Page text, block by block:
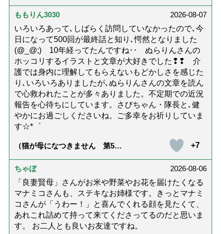
ないための4つの対策「騙されや
すい人の特徴は？」【社会福祉
ももりん3030
2026-08-07
いろいろあって､しばらく訪問していなかったので､今
日になって500回が最終話と知り､愕然となりました
(@_@;) 10年経ってたんですね･･ ぬらりんさんの
ホッコリするイラストと文章が大好きでした❢❢ 介
護では身内に理解してもらえないもどかしさを感じた
り､いろいろありましたが､ぬらりんさんの文章を読ん
で心救われたことが多々ありました。不定期での近況
報告を心待ちにしています。さびちゃん・隊長と､健
やかにお過ごしくださいね。ご多幸をお祈りしていま
す☆*゜
（猫が母になつきません 第500
+7
ちゃぼ
2026-08-06
「良妻賢母」さんがお米や野菜やお花を届けたくなる
マナミコさんも、ステキなお姉様です。きっとマナミ
コさんが「うわー！」と喜んでくれる顔を見たくて、
あれこれ詰めて持って来てくださってるのだと思いま
す。 お二人とも良いお友達ですね。